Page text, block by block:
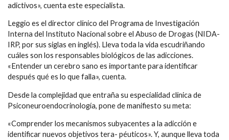
adictivos», cuenta este especialista.
Leggio es el director clínico del Programa de Investigación
Interna del Instituto Nacional sobre el Abuso de Drogas (NIDA-
IRP, por sus siglas en inglés). Lleva toda la vida escudriñando
cuáles son los responsables biológicos de las adicciones.
«Entender un cerebro sano es importante para identificar
después qué es lo que falla», cuenta.
Desde la complejidad que entraña su especialidad clínica de
Psiconeuroendocrinología, pone de manifiesto su meta:
«Comprender los mecanismos subyacentes a la adicción e
identificar nuevos objetivos tera- péuticos». Y, aunque lleva toda